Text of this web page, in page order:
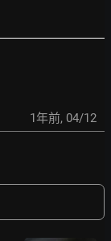
1年前, 04/12